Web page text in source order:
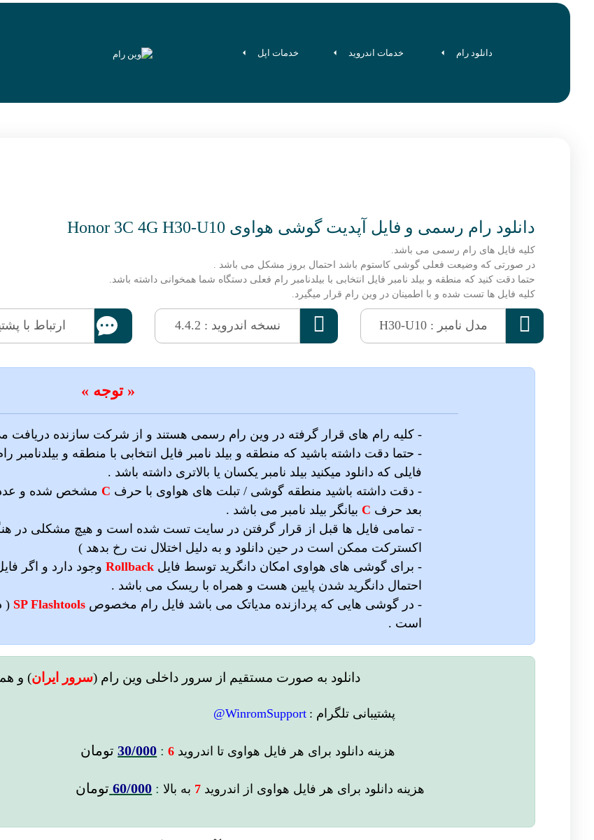
دانلود رام خدمات اندروید خدمات اپل
دانلود رام رسمی و فایل آپدیت گوشی هواوی Honor 3C 4G H30-U10
کلیه فایل های رام رسمی می باشد.
در صورتی که وضیعت فعلی گوشی کاستوم باشد احتمال بروز مشکل می باشد .
حتما دقت کنید که منطقه و بیلد نامبر فایل انتخابی با بیلدنامبر رام فعلی دستگاه شما همخوانی داشته باشد.
کلیه فایل ها تست شده و با اطمینان در وین رام قرار میگیرد.
 مدل نامبر : H30-U10  نسخه اندروید : 4.4.2 ارتباط با
« توجه »
- کلیه رام های قرار گرفته در وین رام رسمی هستند و از شرکت سازنده دریافت
- حتما دقت داشته باشید که منطقه و بیلد نامبر فایل انتخابی با منطقه و
فایلی که دانلود میکنید بیلد نامبر یکسان یا بالاتری داشته باشد .
- دقت داشته باشید منطقه گوشی / تبلت های هواوی با حرف C مشخص شده و عدد
بعد حرف Cبیانگر بیلد نامبر می باشد .
- تمامی فایل ها قبل از قرار گرفتن در سایت تست شده است و هیچ مشکلی در
اکسترکت ممکن است در حین دانلود و به دلیل اختلال نت رخ بدهد )
- برای گوشی های هواوی امکان دانگرید توسط فایل Rollbackوجود دارد و اگر
احتمال دانگرید شدن پایین هست و همراه با ریسک می باشد .
- در گوشی هایی که پردازنده مدیاتک می باشد فایل رام مخصوص SP Flashtools
(
است .
دانلود به صورت مستقیم از سرور داخلی وین رام (سرور ایران)و
پشتیبانی تلگرام : WinromSupport@
هزینه دانلود برای هر فایل هواوی تا اندروید 6
:
30/000تومان
هزینه دانلود برای هر فایل هواوی از اندروید 7 به بالا :
60/000 تومان